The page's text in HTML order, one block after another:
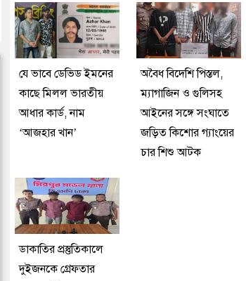
যে ভাবে ডেভিড ইমনের
কাছে মিলল ভারতীয়
আধার কার্ড, নাম
‘আজহার খান’
অবৈধ বিদেশি পিস্তল,
ম্যাগাজিন ও গুলিসহ
আইনের সঙ্গে সংঘাতে
জড়িত কিশোর গ্যাংয়ের
চার শিশু আটক
ডাকাতির প্রস্তুতিকালে
দুইজনকে গ্রেফতার